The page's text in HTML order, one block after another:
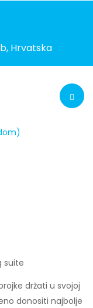
Hrvatska
držati u svojoj
donositi najbolje